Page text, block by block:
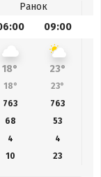
Ранок
09:00
18° 23°
18° 23°
763 763
68 53
4
4
10 23